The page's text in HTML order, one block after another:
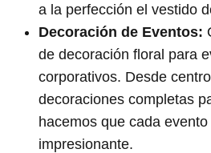
a la perfección el vestido
Decoración de Eventos:
de decoración floral para
corporativos. Desde
decoraciones completas
hacemos que cada
impresionante.